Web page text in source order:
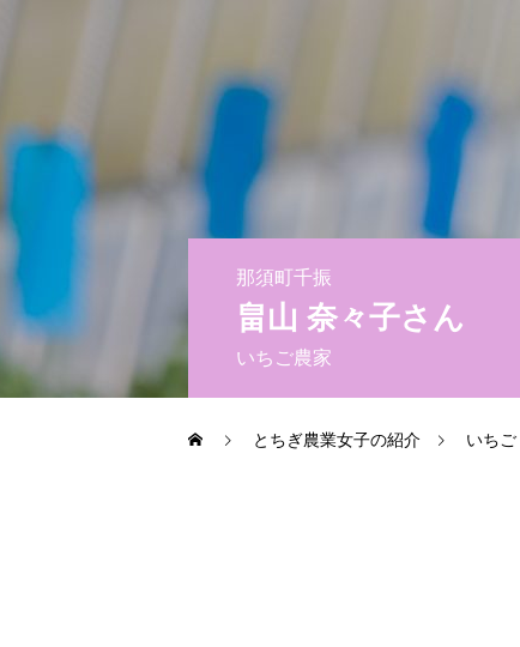
お問い合わせ
那須町千振
畠山 奈々子さん
いちご農家
とちぎ農業女子の紹介 いちご